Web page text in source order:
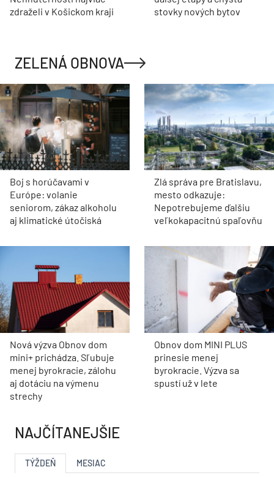
zdraželi v Košickom kraji
stovky nových bytov
ZELENÁ OBNOVA
Boj s horúčavami v
Európe: volanie
seniorom, zákaz alkoholu
aj klimatické útočiská
Zlá správa pre Bratislavu,
mesto odkazuje:
Nepotrebujeme ďalšiu
veľkokapacitnú spaľovňu
Nová výzva Obnov dom
mini+ prichádza. Sľubuje
menej byrokracie, zálohu
aj dotáciu na výmenu
strechy
Obnov dom MINI PLUS
prinesie menej
byrokracie. Výzva sa
spustí už v lete
NAJČÍTANEJŠIE
TÝŽDEŇ MESIAC